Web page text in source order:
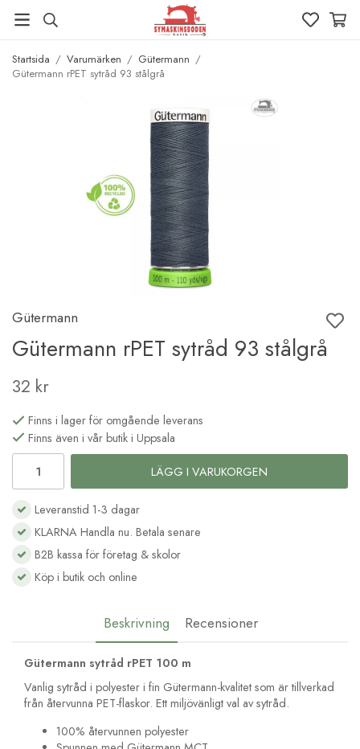
Startsida / Varumärken / Gütermann /
Gütermann rPET sytråd 93 stålgrå
Gütermann
Gütermann rPET sytråd 93 stålgrå
32 kr
Finns i lager för omgående leverans
Finns även i vår butik i Uppsala
LÄGG I VARUKORGEN
Leveranstid 1-3 dagar
KLARNA Handla nu. Betala senare
B2B kassa för företag & skolor
Köp i butik och online
Beskrivning Recensioner
Gütermann sytråd rPET 100 m
Vanlig sytråd i polyester i fin Gütermann-kvalitet som är tillverkad
från återvunna PET-flaskor. Ett miljövänligt val av sytråd.
100% återvunnen polyester